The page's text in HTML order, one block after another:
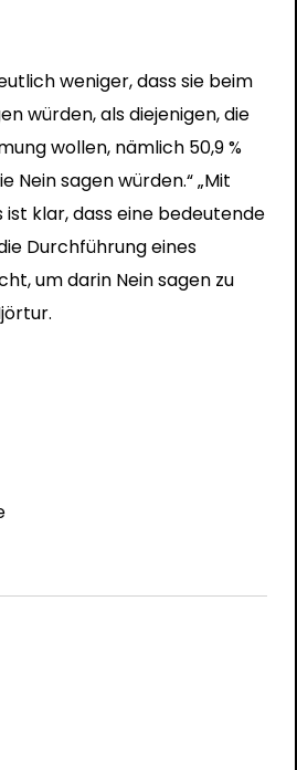
weniger, dass sie beim
würden, als diejenigen, die
wollen, nämlich 50,9 %
Nein sagen würden.“ „Mit
ist klar, dass eine bedeutende
Durchführung eines
um darin Nein sagen zu